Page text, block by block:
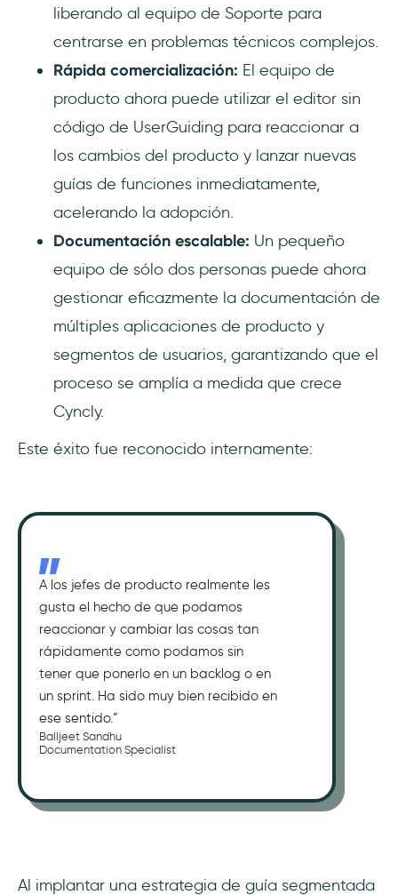
liberando al equipo de Soporte para
centrarse en problemas técnicos complejos.
Rápida comercialización: El equipo de
producto ahora puede utilizar el editor sin
código de UserGuiding para reaccionar a
los cambios del producto y lanzar nuevas
guías de funciones inmediatamente,
acelerando la adopción.
Documentación escalable: Un pequeño
equipo de sólo dos personas puede ahora
gestionar eficazmente la documentación de
múltiples aplicaciones de producto y
segmentos de usuarios, garantizando que el
proceso se amplía a medida que crece
Cyncly.
Este éxito fue reconocido internamente:
A los jefes de producto realmente les
gusta el hecho de que podamos
reaccionar y cambiar las cosas tan
rápidamente como podamos sin
tener que ponerlo en un backlog o en
un sprint. Ha sido muy bien recibido en
ese sentido.”
Balljeet Sandhu
Documentation Specialist
Al implantar una estrategia de guía segmentada